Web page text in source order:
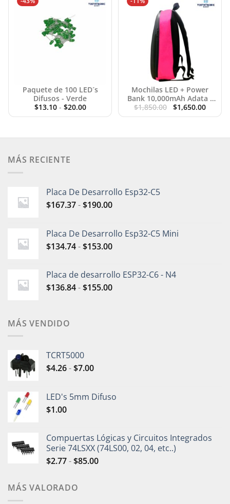
Paquete de 100 LED´s
Difusos - Verde
$13.10- $20.00
Mochilas LED + Power
Bank 10,000mAh Adata -
Rosa
$1,850.00
Original
price
$1,650.00
price
MÁS RECIENTE
Placa De Desarrollo Esp32-C5
$167.37-$190.00
Placa De Desarrollo Esp32-C5 Mini
$134.74-$153.00
Placa de desarrollo ESP32-C6 - N4
$136.84-$155.00
MÁS VENDIDO
TCRT5000
$4.26-$7.00
LED's 5mm Difuso
$1.00
Compuertas Lógicas y Circuitos Integrados
Serie 74LSXX (74LS00, 02, 04, etc..)
$2.77-$85.00
MÁS VALORADO